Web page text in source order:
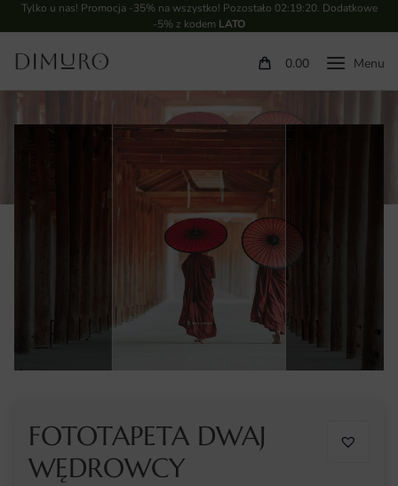
Tylko u nas! Promocja -35% na wszystko! Pozostało 02:19:19. Dodatkowe
-5% z kodem LATO
0.00
FOTOTAPETA DWAJ
WĘDROWCY